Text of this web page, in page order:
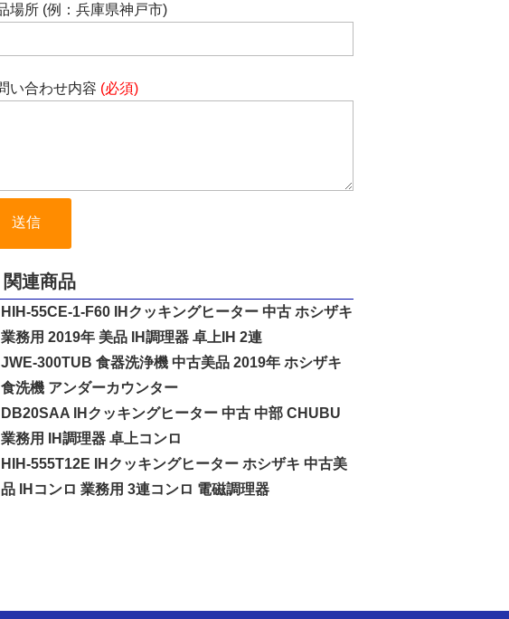
場所 (例：兵庫県神戸市)
い合わせ内容 (必須)
連商品
HIH-55CE-1-F60 IHクッキングヒーター 中古 ホシザキ
業務用 2019年 美品 IH調理器 卓上IH 2連
JWE-300TUB 食器洗浄機 中古美品 2019年 ホシザキ
食洗機 アンダーカウンター
DB20SAA IHクッキングヒーター 中古 中部 CHUBU
業務用 IH調理器 卓上コンロ
HIH-555T12E IHクッキングヒーター ホシザキ 中古美
品 IHコンロ 業務用 3連コンロ 電磁調理器